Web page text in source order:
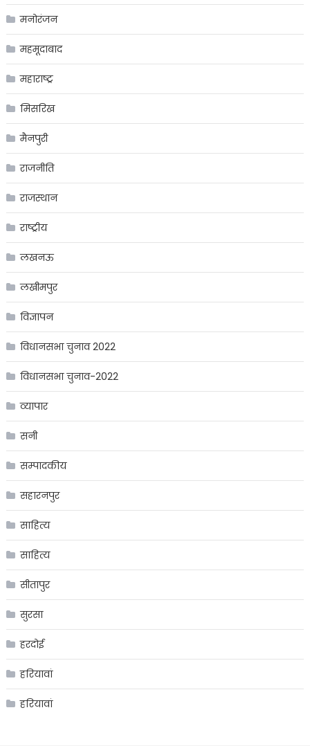
मनोरंजन
महमूदाबाद
महाराष्ट्र
मिसरिख
मैनपुरी
राजनीति
राजस्थान
राष्ट्रीय
लखनऊ
लखीमपुर
विज्ञापन
विधानसभा चुनाव 2022
विधानसभा चुनाव-2022
व्यापार
सनी
सम्पादकीय
सहारनपुर
साहित्य
साहित्य
सीतापुर
सुरसा
हरदोई
हरियावां
हरियावां